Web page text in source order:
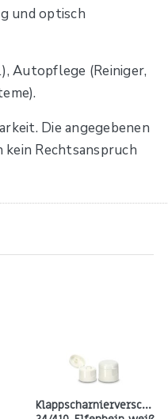
und optisch
Autopflege (Reiniger,
Die angegebenen
Rechtsanspruch
Klappscharnierverschluss